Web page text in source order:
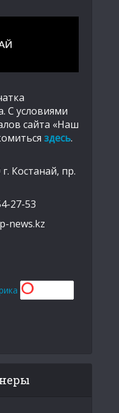
С условиями
сайта «Наш
здесь.
г. Костанай, пр.
27-53
news.kz